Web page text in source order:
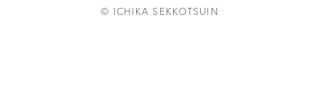
© ICHIKA SEKKOTSUIN